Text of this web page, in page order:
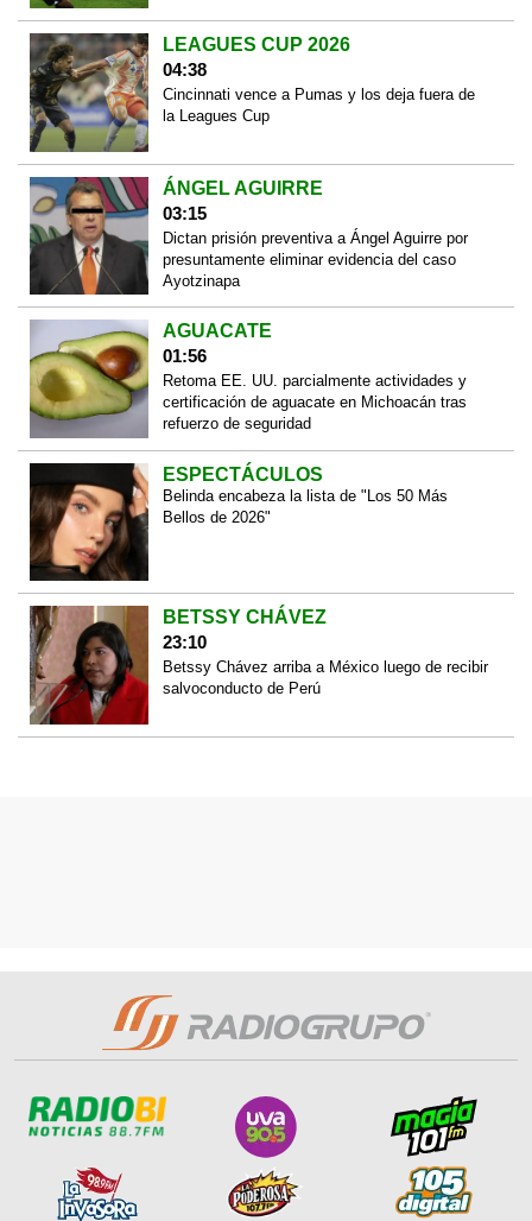
LEAGUES CUP 2026
04:38
Cincinnati vence a Pumas y los deja fuera de
la Leagues Cup
ÁNGEL AGUIRRE
03:15
Dictan prisión preventiva a Ángel Aguirre por
presuntamente eliminar evidencia del caso
Ayotzinapa
AGUACATE
01:56
Retoma EE. UU. parcialmente actividades y
certificación de aguacate en Michoacán tras
refuerzo de seguridad
ESPECTÁCULOS
Belinda encabeza la lista de "Los 50 Más
Bellos de 2026"
BETSSY CHÁVEZ
23:10
Betssy Chávez arriba a México luego de recibir
salvoconducto de Perú